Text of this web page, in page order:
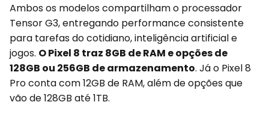
Ambos os modelos compartilham o processador
Tensor G3, entregando performance consistente
para tarefas do cotidiano, inteligência artificial e
jogos. O Pixel 8 traz 8GB de RAM e opções de
128GB ou 256GB de armazenamento. Já o Pixel 8
Pro conta com 12GB de RAM, além de opções que
vão de 128GB até 1TB.